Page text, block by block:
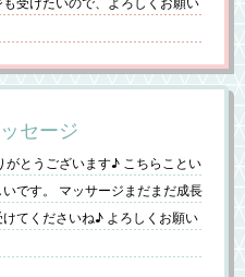
セージ
がとうございます♪ こちらことい
です。 マッサージまだまだ成長
てくださいね♪ よろしくお願い